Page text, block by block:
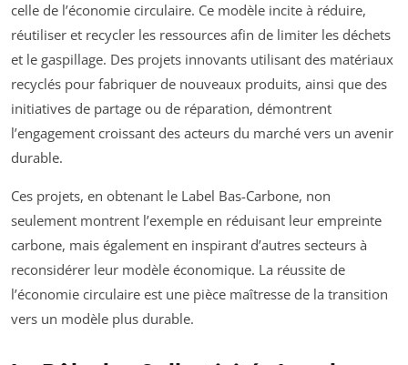
celle de l’économie circulaire. Ce modèle incite à réduire,
réutiliser et recycler les ressources afin de limiter les déchets
et le gaspillage. Des projets innovants utilisant des matériaux
recyclés pour fabriquer de nouveaux produits, ainsi que des
initiatives de partage ou de réparation, démontrent
l’engagement croissant des acteurs du marché vers un avenir
durable.
Ces projets, en obtenant le Label Bas-Carbone, non
seulement montrent l’exemple en réduisant leur empreinte
carbone, mais également en inspirant d’autres secteurs à
reconsidérer leur modèle économique. La réussite de
l’économie circulaire est une pièce maîtresse de la transition
vers un modèle plus durable.